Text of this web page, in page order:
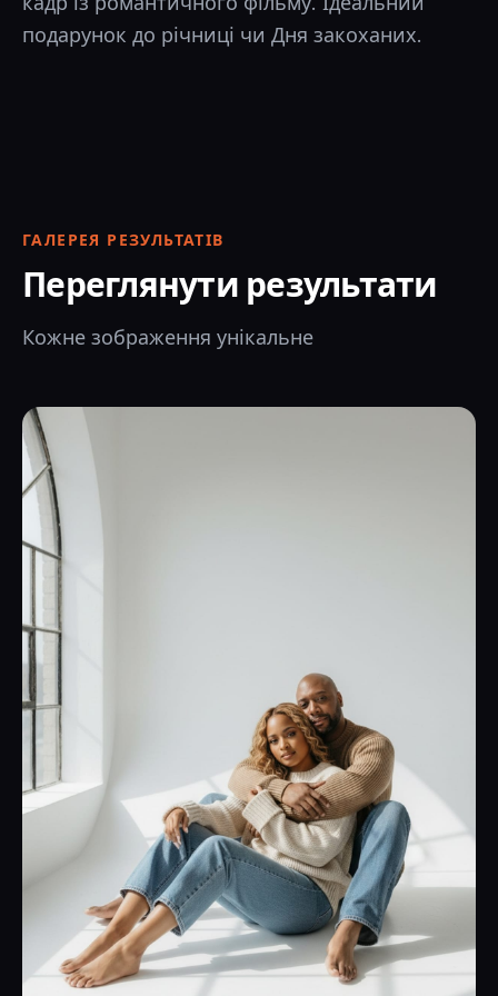
подарунок до річниці чи Дня закоханих.
ГАЛЕРЕЯ РЕЗУЛЬТАТІВ
Переглянути результати
Кожне зображення унікальне